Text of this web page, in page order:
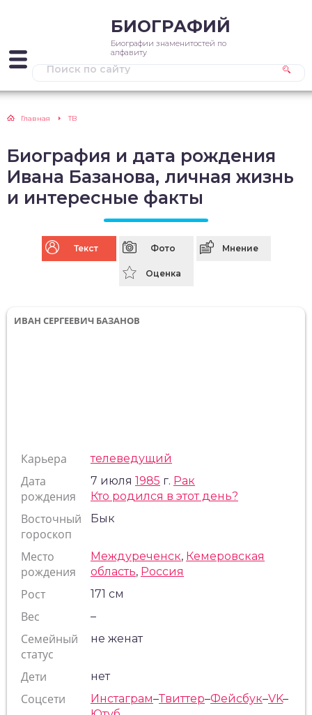
БИОГРАФИЙ
Биографии знаменитостей по
алфавиту
Главная ТВ
Биография и дата рождения
Ивана Базанова, личная жизнь
и интересные факты
Текст Фото Мнение
Оценка
ИВАН СЕРГЕЕВИЧ БАЗАНОВ
Карьера телеведущий
Дата
рождения
7 июля 1985 г. Рак
Кто родился в этот день?
Восточный
гороскоп
Бык
Место
рождения
Междуреченск, Кемеровская
область, Россия
Рост 171 см
Вес –
Семейный
статус
не женат
Дети нет
Соцсети Инстаграм–Твиттер–Фейсбук–VK–